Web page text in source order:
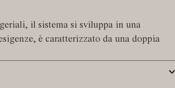
il sistema si sviluppa in una
è caratterizzato da una doppia